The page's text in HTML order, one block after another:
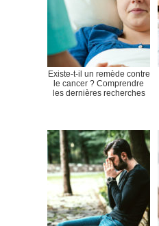
Existe-t-il un remède contre
le cancer ? Comprendre
les dernières recherches